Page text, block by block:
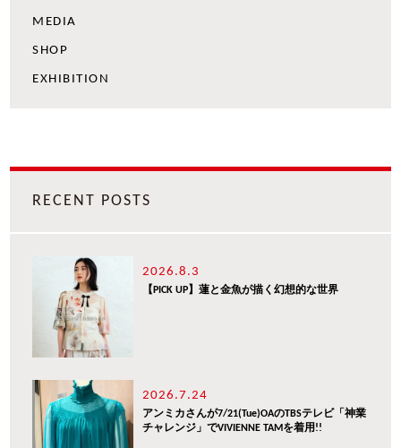
MEDIA
SHOP
EXHIBITION
RECENT POSTS
2026.8.3
【PICK UP】蓮と金魚が描く幻想的な世界
2026.7.24
アンミカさんが7/21(Tue)OAのTBSテレビ「神業
チャレンジ」でVIVIENNE TAMを着用!!